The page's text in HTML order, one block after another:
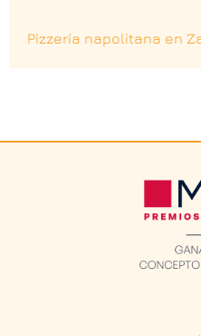
Pizzería napolitana en